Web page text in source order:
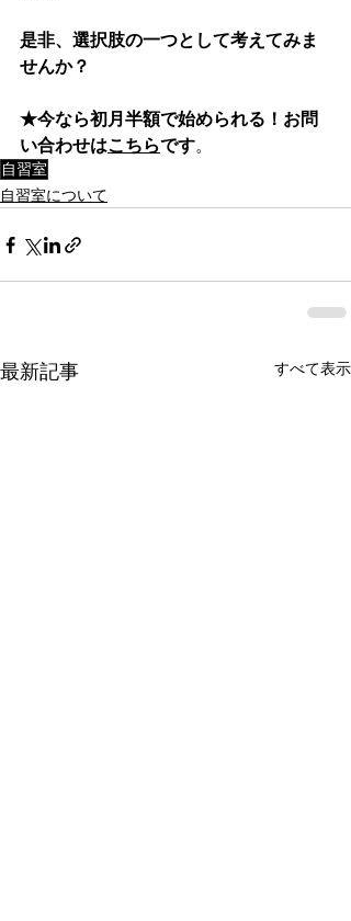
是非、選択肢の一つとして考えてみま
せんか？
★今なら初月半額で始められる！お問
い合わせはこちらです。
自習室
自習室について
最新記事 すべて表示